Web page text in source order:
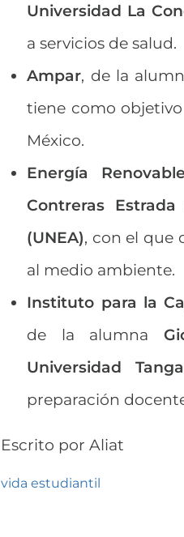
Universidad La
a servicios de salud.
Ampar, de la
tiene como
México.
Energía
Contreras Estrada
(UNEA), con el que
al medio ambiente.
Instituto para la
de la alumna
Universidad
preparación
Escrito porAliat
vida estudiantil